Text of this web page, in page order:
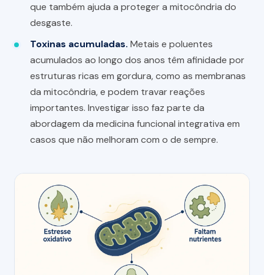
que também ajuda a proteger a mitocôndria do
desgaste.
Toxinas acumuladas. Metais e poluentes
acumulados ao longo dos anos têm afinidade por
estruturas ricas em gordura, como as membranas
da mitocôndria, e podem travar reações
importantes. Investigar isso faz parte da
abordagem da medicina funcional integrativa em
casos que não melhoram com o de sempre.